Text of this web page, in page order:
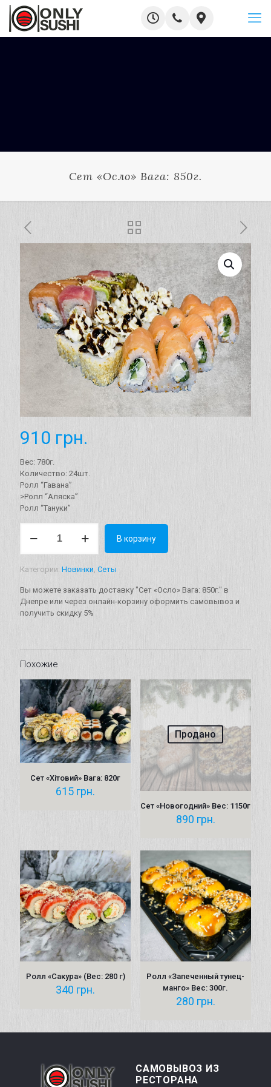
Сет «Осло» Вага: 850г.
910 грн.
Вес: 780г.
Количество: 24шт.
Ролл “Гавана”
>Ролл “Аляска”
Ролл “Тануки”
товара
Вага:
850г.
В корзину
Категории: Новинки, Сеты
Вы можете заказать доставку "Сет «Осло» Вага: 850г." в
Днепре или через онлайн-корзину оформить самовывоз и
получить скидку 5%
Похожие
Сет «Хітовий» Вага: 820г
615 грн.
Продано
Сет «Новогодний» Вес: 1150г
890 грн.
Ролл «Сакура» (Вес: 280 г)
340 грн.
Ролл «Запеченный тунец-
манго» Вес: 300г.
280 грн.
САМОВЫВОЗ ИЗ
РЕСТОРАНА